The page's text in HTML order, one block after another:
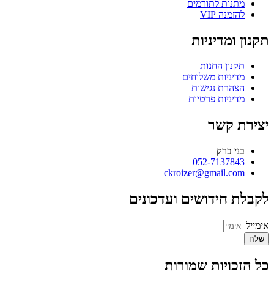
מתנות לתורמים
להזמנה VIP
תקנון ומדיניות
תקנון החנות
מדיניות משלוחים
הצהרת נגישות
מדיניות פרטיות
יצירת קשר
בני ברק
052-7137843
ckroizer@gmail.com
לקבלת חידושים ועדכונים
אימייל
שלח
כל הזכויות שמורות